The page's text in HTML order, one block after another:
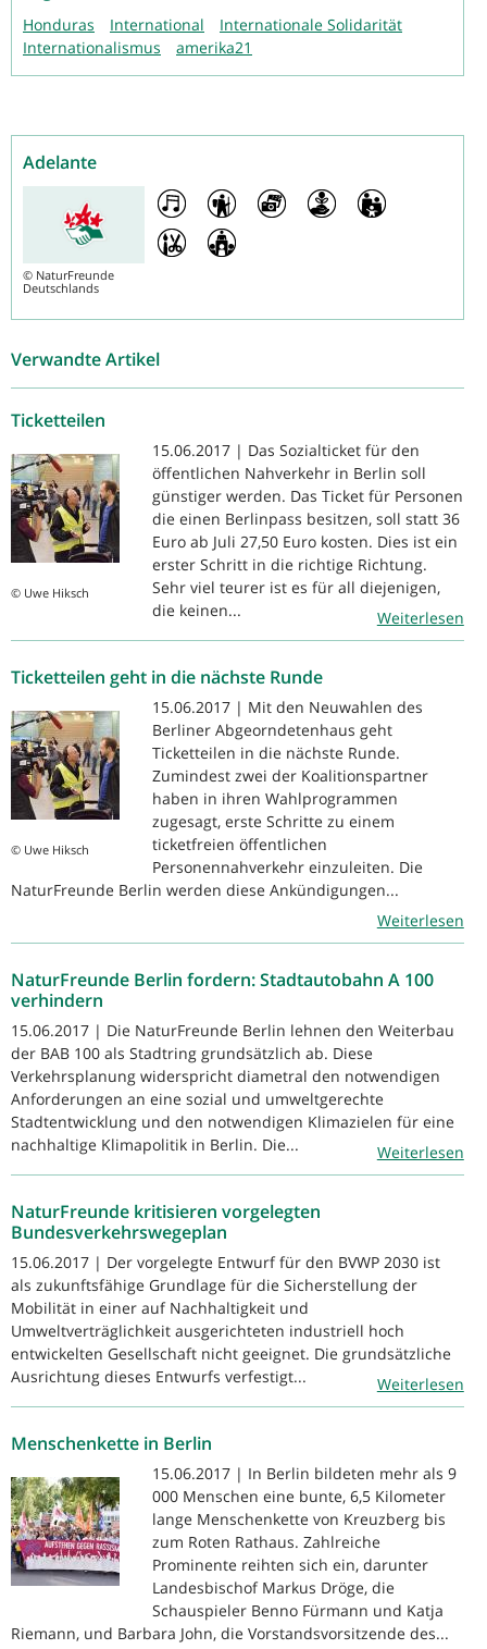
Honduras International
Internationale Solidarität
Internationalismus
amerika21
Adelante
© NaturFreunde
Deutschlands
Verwandte Artikel
Ticketteilen
© Uwe Hiksch
15.06.2017 | Das Sozialticket für den
öffentlichen Nahverkehr in Berlin soll
günstiger werden. Das Ticket für Personen
die einen Berlinpass besitzen, soll statt 36
Euro ab Juli 27,50 Euro kosten. Dies ist ein
erster Schritt in die richtige Richtung.
Sehr viel teurer ist es für all diejenigen,
die keinen...
Weiterlesen
Ticketteilen geht in die nächste Runde
© Uwe Hiksch
15.06.2017 | Mit den Neuwahlen des
Berliner Abgeorndetenhaus geht
Ticketteilen in die nächste Runde.
Zumindest zwei der Koalitionspartner
haben in ihren Wahlprogrammen
zugesagt, erste Schritte zu einem
ticketfreien öffentlichen
Personennahverkehr einzuleiten. Die
NaturFreunde Berlin werden diese Ankündigungen...
Weiterlesen
NaturFreunde Berlin fordern: Stadtautobahn A 100
verhindern
15.06.2017 | Die NaturFreunde Berlin lehnen den Weiterbau
der BAB 100 als Stadtring grundsätzlich ab. Diese
Verkehrsplanung widerspricht diametral den notwendigen
Anforderungen an eine sozial und umweltgerechte
Stadtentwicklung und den notwendigen Klimazielen für eine
nachhaltige Klimapolitik in Berlin. Die...
Weiterlesen
NaturFreunde kritisieren vorgelegten
Bundesverkehrswegeplan
15.06.2017 | Der vorgelegte Entwurf für den BVWP 2030 ist
als zukunftsfähige Grundlage für die Sicherstellung der
Mobilität in einer auf Nachhaltigkeit und
Umweltverträglichkeit ausgerichteten industriell hoch
entwickelten Gesellschaft nicht geeignet. Die grundsätzliche
Ausrichtung dieses Entwurfs verfestigt...
Weiterlesen
Menschenkette in Berlin
15.06.2017 | In Berlin bildeten mehr als 9
000 Menschen eine bunte, 6,5 Kilometer
lange Menschenkette von Kreuzberg bis
zum Roten Rathaus. Zahlreiche
Prominente reihten sich ein, darunter
Landesbischof Markus Dröge, die
Schauspieler Benno Fürmann und Katja
Riemann, und Barbara John, die Vorstandsvorsitzende des...